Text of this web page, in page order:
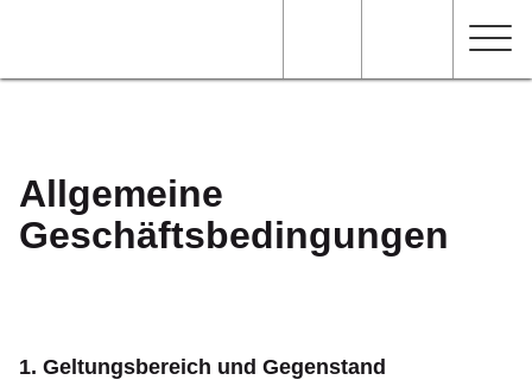
Allgemeine
Geschäftsbedingungen
1. Geltungsbereich und Gegenstand